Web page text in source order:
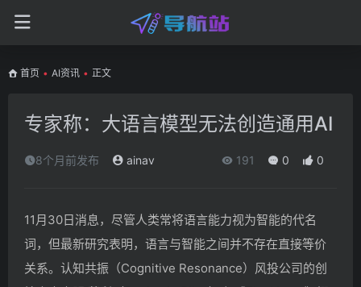
首页 • AI资讯 • 正文
专家称：大语言模型无法创造通用AI
8个月前发布 ainav 191 0 0
11月30日消息，尽管人类常将语言能力视为智能的代名
词，但最新研究表明，语言与智能之间并不存在直接等价
关系。认知共振（Cognitive Resonance）风投公司的创